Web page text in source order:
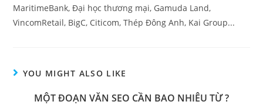
MaritimeBank, Đại học thương mại, Gamuda Land,
VincomRetail, BigC, Citicom, Thép Đông Anh, Kai Group...
YOU MIGHT ALSO LIKE
MỘT ĐOẠN VĂN SEO CẦN BAO NHIÊU TỪ ?